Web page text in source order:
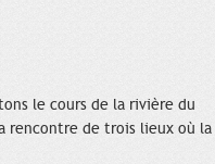
le cours de la rivière du
rencontre de trois lieux où la